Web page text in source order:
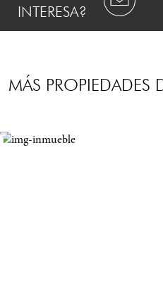
INTERESA?
MÁS PROPIEDADES